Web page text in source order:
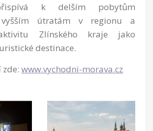
k delším pobytům
vyšším útratám v regionu a
Zlínského kraje jako
destinace.
www.vychodni-morava.cz